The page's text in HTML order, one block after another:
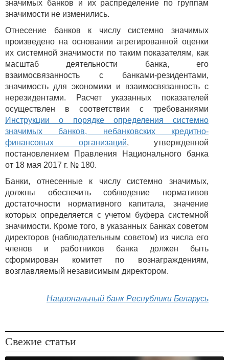
значимых банков и их распределение по группам
значимости не изменились.
Отнесение банков к числу системно значимых
произведено на основании агрегированной оценки
их системной значимости по таким показателям, как
масштаб деятельности банка, его
взаимосвязанность с банками-резидентами,
значимость для экономики и взаимосвязанность с
нерезидентами. Расчет указанных показателей
осуществлен в соответствии с требованиями
Инструкции о порядке определения системно
значимых банков, небанковских кредитно-
финансовых организаций, утвержденной
постановлением Правления Национального банка
от 18 мая 2017 г. № 180.
Банки, отнесенные к числу системно значимых,
должны обеспечить соблюдение нормативов
достаточности нормативного капитала, значение
которых определяется с учетом буфера системной
значимости. Кроме того, в указанных банках советом
директоров (наблюдательным советом) из числа его
членов и работников банка должен быть
сформирован комитет по вознаграждениям,
возглавляемый независимым директором.
Национальный банк Республики Беларусь
Свежие статьи